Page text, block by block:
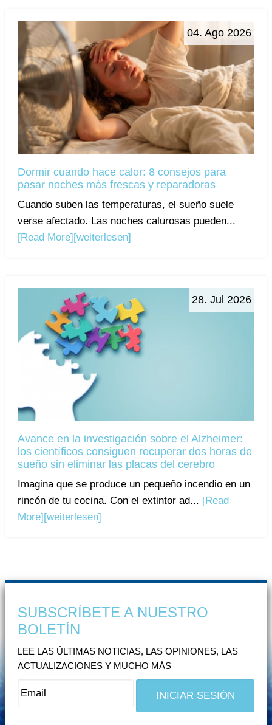
04. Ago 2026
Dormir cuando hace calor: 8 consejos para
pasar noches más frescas y reparadoras
Cuando suben las temperaturas, el sueño suele
verse afectado. Las noches calurosas pueden...
[Read More] [weiterlesen]
28. Jul 2026
Avance en la investigación sobre el Alzheimer:
los científicos consiguen recuperar dos horas de
sueño sin eliminar las placas del cerebro
Imagina que se produce un pequeño incendio en un
rincón de tu cocina. Con el extintor ad... [Read
More][weiterlesen]
SUBSCRÍBETE A NUESTRO
BOLETÍN
LEE LAS ÚLTIMAS NOTICIAS, LAS OPINIONES, LAS
ACTUALIZACIONES Y MUCHO MÁS